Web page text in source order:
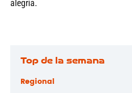
alegría.
Top de la semana
Regional